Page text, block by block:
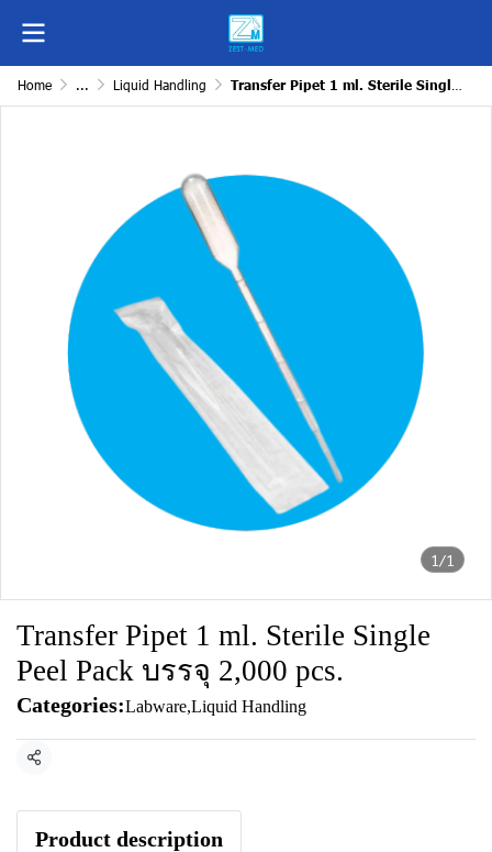
Home ... Liquid Handling Transfer Pipet 1 ml. Sterile Single Peel Pack บรรจุ 2,000 pcs.
1/1
Transfer Pipet 1 ml. Sterile Single
Peel Pack บรรจุ 2,000 pcs.
Categories:Labware,Liquid Handling
Share
Product description